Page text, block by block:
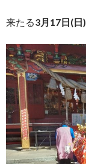
来たる3月17日(日)